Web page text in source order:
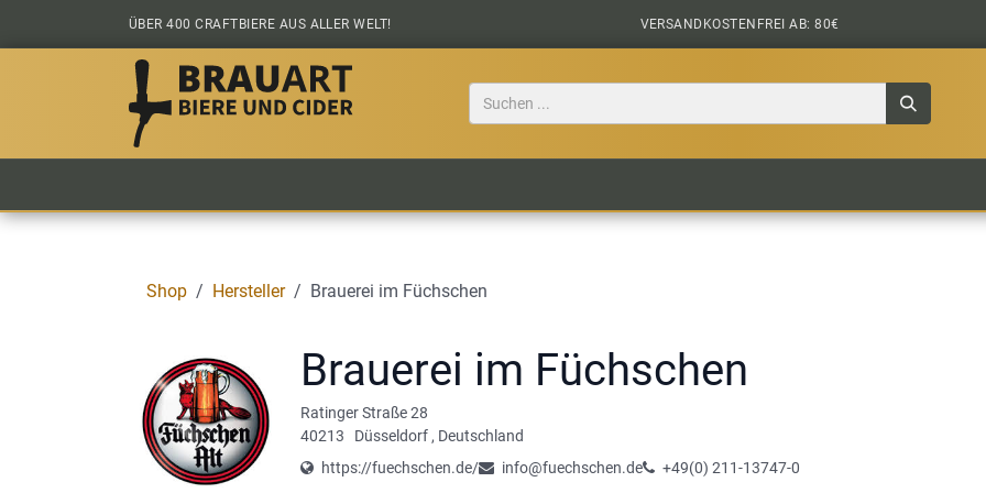
Zum Inhalt springen
ÜBER 400 CRAFTBIERE AUS ALLER WELT! VERSANDKOSTENFREI AB: 80€
Shop Hersteller Brauerei im Füchschen
Brauerei im Füchschen
Ratinger Straße 28
40213
Düsseldorf , Deutschland
https://fuechschen.de/
info@fuechschen.de +49(0) 211-13747-0